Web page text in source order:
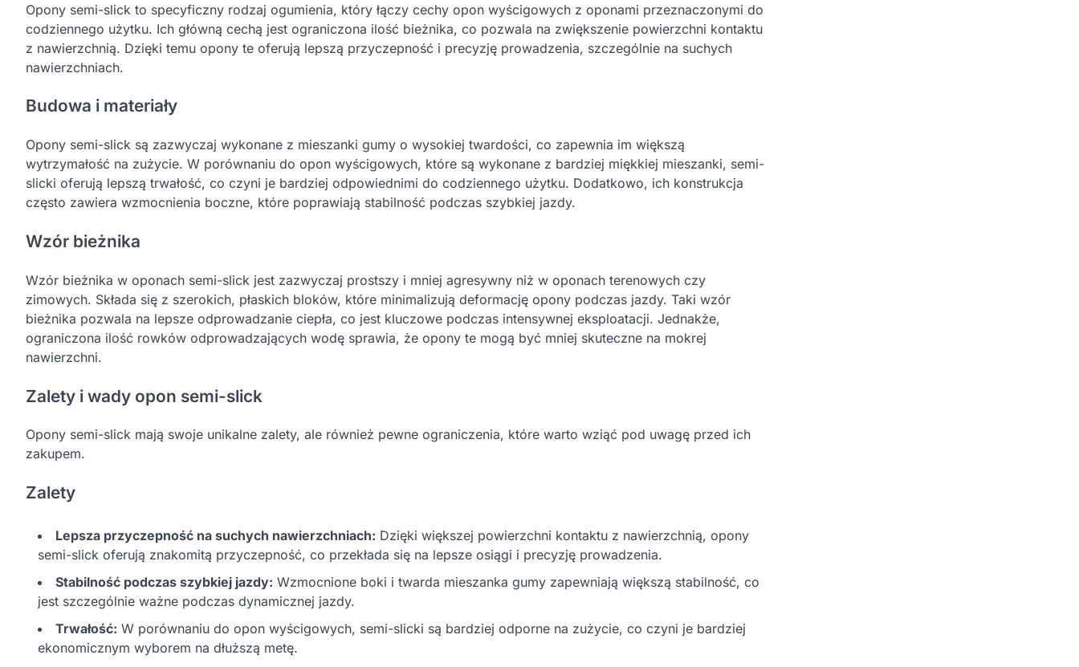
Opony semi-slick to specyficzny rodzaj ogumienia, który łączy cechy opon wyścigowych z oponami przeznaczonymi do
codziennego użytku. Ich główną cechą jest ograniczona ilość bieżnika, co pozwala na zwiększenie powierzchni kontaktu
z nawierzchnią. Dzięki temu opony te oferują lepszą przyczepność i precyzję prowadzenia, szczególnie na suchych
nawierzchniach.
Budowa i materiały
Opony semi-slick są zazwyczaj wykonane z mieszanki gumy o wysokiej twardości, co zapewnia im większą
wytrzymałość na zużycie. W porównaniu do opon wyścigowych, które są wykonane z bardziej miękkiej mieszanki, semi-
slicki oferują lepszą trwałość, co czyni je bardziej odpowiednimi do codziennego użytku. Dodatkowo, ich konstrukcja
często zawiera wzmocnienia boczne, które poprawiają stabilność podczas szybkiej jazdy.
Wzór bieżnika
Wzór bieżnika w oponach semi-slick jest zazwyczaj prostszy i mniej agresywny niż w oponach terenowych czy
zimowych. Składa się z szerokich, płaskich bloków, które minimalizują deformację opony podczas jazdy. Taki wzór
bieżnika pozwala na lepsze odprowadzanie ciepła, co jest kluczowe podczas intensywnej eksploatacji. Jednakże,
ograniczona ilość rowków odprowadzających wodę sprawia, że opony te mogą być mniej skuteczne na mokrej
nawierzchni.
Zalety i wady opon semi-slick
Opony semi-slick mają swoje unikalne zalety, ale również pewne ograniczenia, które warto wziąć pod uwagę przed ich
zakupem.
Zalety
Lepsza przyczepność na suchych nawierzchniach: Dzięki większej powierzchni kontaktu z nawierzchnią, opony
semi-slick oferują znakomitą przyczepność, co przekłada się na lepsze osiągi i precyzję prowadzenia.
Stabilność podczas szybkiej jazdy: Wzmocnione boki i twarda mieszanka gumy zapewniają większą stabilność, co
jest szczególnie ważne podczas dynamicznej jazdy.
Trwałość: W porównaniu do opon wyścigowych, semi-slicki są bardziej odporne na zużycie, co czyni je bardziej
ekonomicznym wyborem na dłuższą metę.